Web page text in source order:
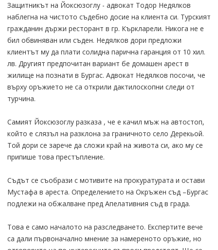
Защитникът на Йоксюзоглу - адвокат Тодор Недялков
наблегна на чистото съдебно досие на клиента си. Турският
гражданин държи ресторант в гр. Къркларели. Никога не е
бил обвиняван или съден. Недялков дори предложи
клиентът му да плати солидна парична гаранция от 10 хил.
лв. Другият предпочитан вариант бе домашен арест в
жилище на познати в Бургас. Адвокат Недялков посочи, че
върху оръжието не са открили дактилоскопни следи от
турчина.
Самият Йоксюзоглу разказа , че е качил мъж на автостоп,
който е слязъл на разклона за граничното село Дерекьой.
Той дори се зарече да сложи край на живота си, ако му се
припише това престъпление.
Съдът се съобрази с мотивите на прокуратурата и остави
Мустафа в ареста. Определението на Окръжен съд –Бургас
подлежи на обжалване пред Апелативния съд в града.
Това е само началото на разследването. Експертите вече
са дали първоначално мнение за намереното оръжие, но